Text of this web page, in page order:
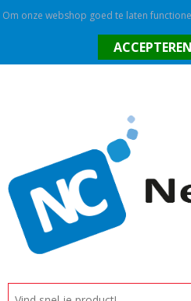
Promotietextiel
Tassen
Alle categorieën
Custom made
Om onze webshop goed te laten